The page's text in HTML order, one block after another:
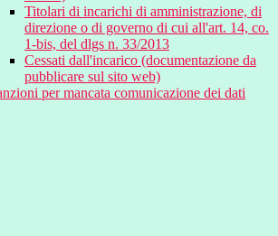
Titolari di incarichi di amministrazione, di
direzione o di governo di cui all'art. 14, co.
1-bis, del dlgs n. 33/2013
Cessati dall'incarico (documentazione da
pubblicare sul sito web)
per mancata comunicazione dei dati